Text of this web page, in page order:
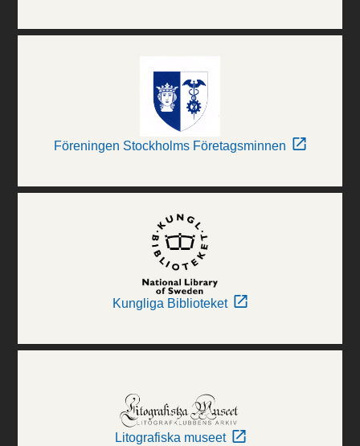
Föreningen Stockholms Företagsminnen
Kungliga Biblioteket
Litografiska museet